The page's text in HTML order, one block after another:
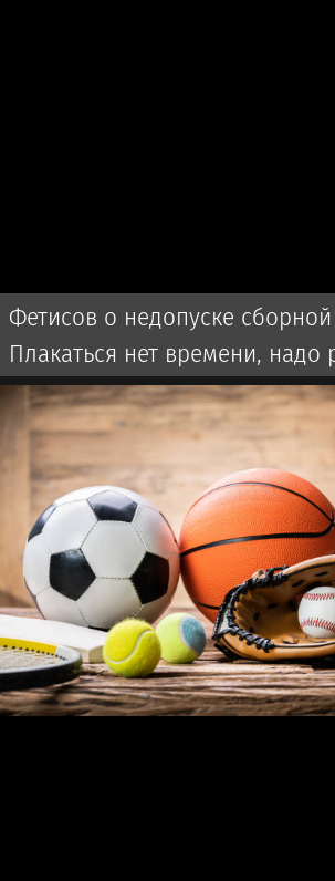
Фетисов о недопуске
Плакаться нет времени, надо
дальше